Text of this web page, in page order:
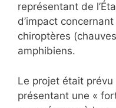
représentant de
d’impact
chiroptères
amphibiens.
Le projet était
présentant une «